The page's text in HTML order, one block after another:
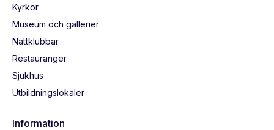
Kyrkor
Museum och gallerier
Nattklubbar
Restauranger
Sjukhus
Utbildningslokaler
Information